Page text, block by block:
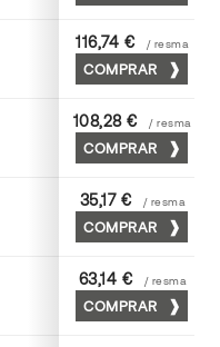
72 x 102
116,74 € / resma
COMPRAR
70 x 100
108,28 € / resma
COMPRAR
45 x 64
35,17 € / resma
COMPRAR
75 x 53
63,14 € / resma
COMPRAR